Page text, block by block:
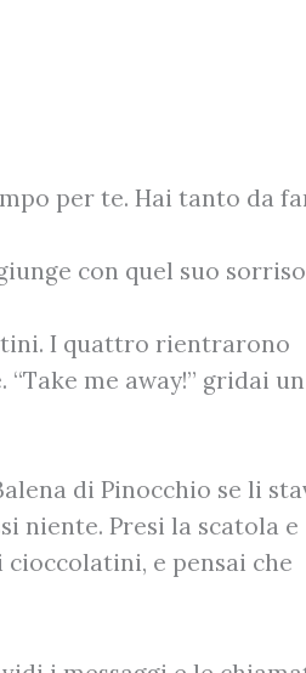
per te. Hai tanto da
con quel suo sorriso
I quattro rientrarono
me away!” gridai un
di Pinocchio se li
niente. Presi la scatola e
e pensai che